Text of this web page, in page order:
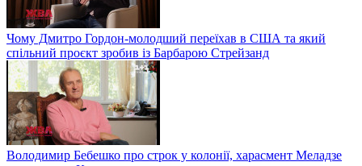
Чому Дмитро Гордон-молодший переїхав в США та який
спільний проєкт зробив із Барбарою Стрейзанд
Володимир Бебешко про строк у колонії, харасмент Меладзе